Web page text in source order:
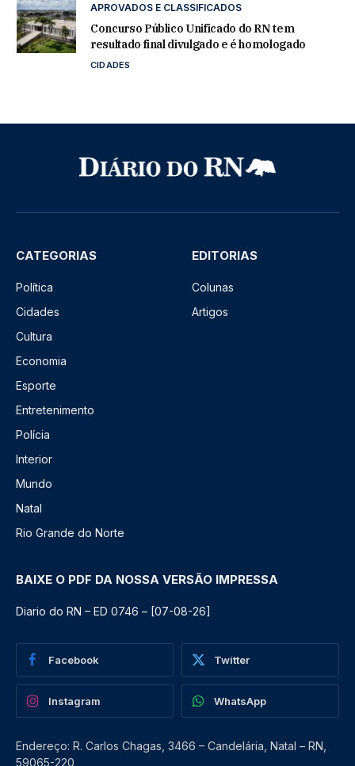
APROVADOS E CLASSIFICADOS
Concurso Público Unificado do RN tem
resultado final divulgado e é homologado
CIDADES
CATEGORIAS
Política
Cidades
Cultura
Economia
Esporte
Entretenimento
Polícia
Interior
Mundo
Natal
Rio Grande do Norte
EDITORIAS
Colunas
Artigos
BAIXE O PDF DA NOSSA VERSÃO IMPRESSA
Diario do RN – ED 0746 – [07-08-26]
Facebook Twitter
Instagram WhatsApp
Endereço: R. Carlos Chagas, 3466 – Candelária, Natal – RN,
59065-220